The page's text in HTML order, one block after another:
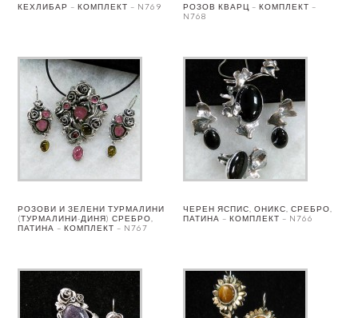
КЕХЛИБАР – КОМПЛЕКТ – N769
РОЗОВ КВАРЦ – КОМПЛЕКТ –
N768
РОЗОВИ И ЗЕЛЕНИ ТУРМАЛИНИ
(ТУРМАЛИНИ-ДИНЯ) СРЕБРО,
ПАТИНА – КОМПЛЕКТ – N767
ЧЕРЕН ЯСПИС, ОНИКС, СРЕБРО,
ПАТИНА – КОМПЛЕКТ – N766